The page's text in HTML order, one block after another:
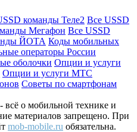
команды Теле2 Все USSD
Мегафон Все USSD
ЙОТА Коды мобильных
операторы России
оболочки Опции и услуги
Опции и услуги МТС
Советы по смартфонам
о мобильной технике и
материалов запрещено. При
mob-mobile.ru обязательна.